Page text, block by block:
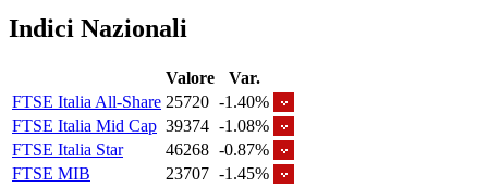
Indici Nazionali
Valore
Var.
FTSE Italia All-Share 25720 -1.40%
FTSE Italia Mid Cap 39374 -1.08%
FTSE Italia Star
46268 -0.87%
FTSE MIB
23707 -1.45%